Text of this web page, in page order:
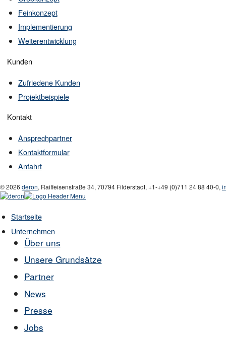
Feinkonzept
Implementierung
Weiterentwicklung
Kunden
Zufriedene Kunden
Projektbeispiele
Kontakt
Ansprechpartner
Kontaktformular
Anfahrt
© 2026 deron, Raiffeisenstraße 34, 70794 Filderstadt, +1-+49 (0)711 24 88 40-0,
Startseite
Unternehmen
Über uns
Unsere Grundsätze
Partner
News
Presse
Jobs